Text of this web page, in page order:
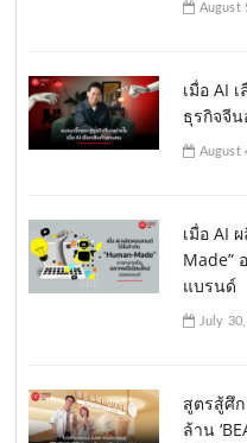
August
เมื่อ AI
ธุรกิจจี
August
เมื่อ AI
Made”
แบรนด์
July
สูตรสู้ศึ
ล้าน